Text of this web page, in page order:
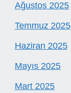
Ağustos 2025
Temmuz 2025
Haziran 2025
Mayıs 2025
Mart 2025